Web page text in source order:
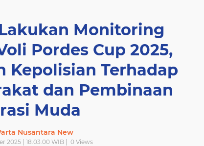
Monitoring
Pordes Cup 2025,
Kepolisian Terhadap
dan Pembinaan
Muda
Nusantara New
2025 | 18.03.00 WIB | 0Views